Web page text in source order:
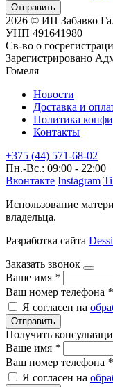
Отправить
2026 © ИП Забавко
УНП 491641980
Св-во о
Зарегистрировано
Гомеля
Новости
Доставка и
Политика
Контакты
+375 (44) 571-68-02
Пн.-Вс.: 09:00 - 22:00
Вконтакте Instagram
Использование
владельца.
Разработка сайта
Заказать звонок
Ваше имя *
Ваш номер телефона *
Я согласен на
Отправить
Получить
Ваше имя *
Ваш номер телефона *
Я согласен на